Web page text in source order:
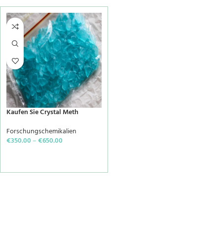
Kaufen Sie Crystal Meth
Forschungschemikalien
€350.00–€650.00